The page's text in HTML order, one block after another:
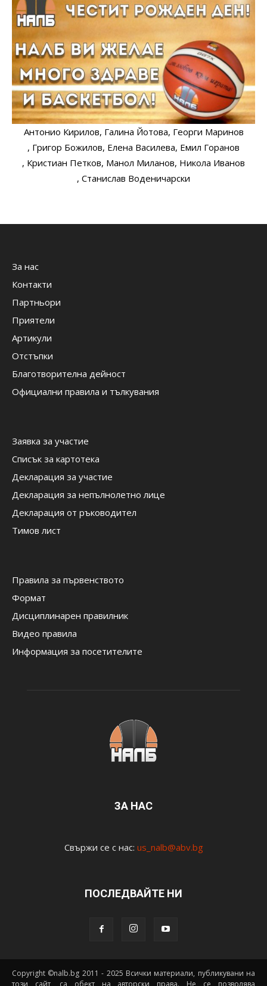
Антонио Кирилов, Галина Йотова, Георги Маринов
, Григор Божилов, Елена Василева, Емил Горанов
, Кристиан Петков, Манол Миланов, Никола Иванов
, Станислав Воденичарски
За нас
Контакти
Партньори
Приятели
Артикули
Отстъпки
Благотворителна дейност
Официални правила и тълкувания
Заявка за участие
Списък за картотека
Декларация за участие
Декларация за непълнолетно лице
Декларация от ръководител
Тимов лист
Правила за първенството
Формат
Дисциплинарен правилник
Видео правила
Информация за посетителите
ЗА НАС
Свържи се с нас: us_nalb@abv.bg
ПОСЛЕДВАЙТЕ НИ
Copyright ©nalb.bg 2011 - 2025 Всички материали, публикувани на
този сайт, са обект на авторски права. Не се позволява